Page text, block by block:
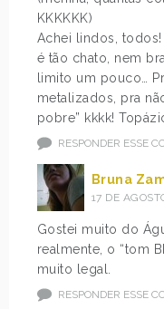
KKKKKK)
Achei lindos,
é tão chato, nem
limito um pouco…
metalizados, pra
pobre” kkkk!
RESPONDER ESSE
Bruna
17 DE
Gostei muito do
realmente, o “tom
muito legal.
RESPONDER ESSE